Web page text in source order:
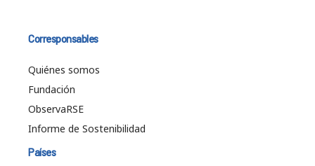
Corresponsables
Quiénes somos
Fundación
ObservaRSE
Informe de Sostenibilidad
Países